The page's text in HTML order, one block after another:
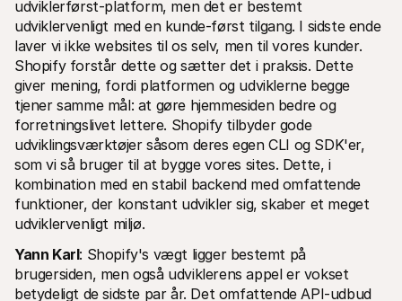
udviklerførst-platform, men det er bestemt
udviklervenligt med en kunde-først tilgang. I sidste ende
laver vi ikke websites til os selv, men til vores kunder.
Shopify forstår dette og sætter det i praksis. Dette
giver mening, fordi platformen og udviklerne begge
tjener samme mål: at gøre hjemmesiden bedre og
forretningslivet lettere. Shopify tilbyder gode
udviklingsværktøjer såsom deres egen CLI og SDK'er,
som vi så bruger til at bygge vores sites. Dette, i
kombination med en stabil backend med omfattende
funktioner, der konstant udvikler sig, skaber et meget
udviklervenligt miljø.
Yann Karl: Shopify's vægt ligger bestemt på
brugersiden, men også udviklerens appel er vokset
betydeligt de sidste par år. Det omfattende API-udbud